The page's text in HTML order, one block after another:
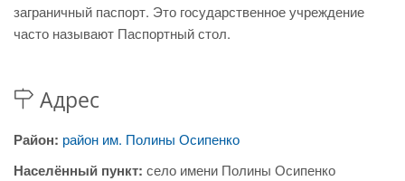
заграничный паспорт. Это государственное учреждение
часто называют Паспортный стол.
Адрес
Район: район им. Полины Осипенко
Населённый пункт: село имени Полины Осипенко